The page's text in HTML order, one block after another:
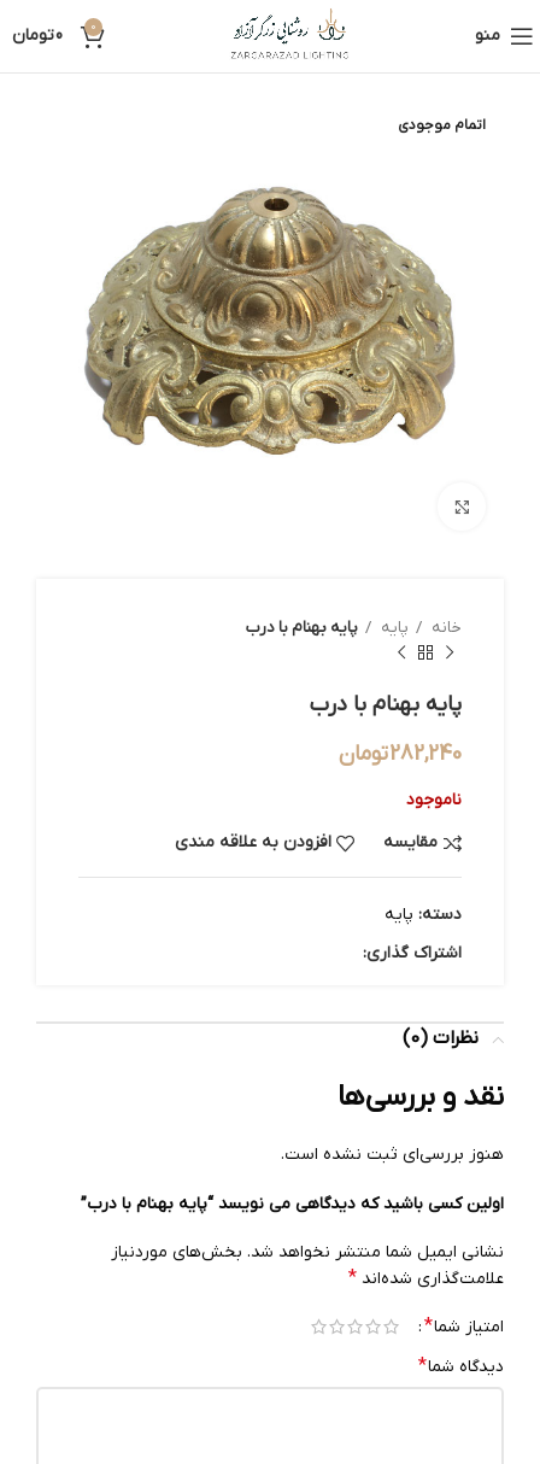
منو 0
0تومان
اتمام موجودی
خانه پایه پایه بهنام با درب
پایه بهنام با درب
282,240تومان
ناموجود
مقایسه
افزودن به علاقه مندی
دسته: پایه
اشتراک گذاری:
نظرات (0)
نقد و بررسی‌ها
هنوز بررسی‌ای ثبت نشده است.
اولین کسی باشید که دیدگاهی می نویسد “پایه بهنام با درب”
نشانی ایمیل شما منتشر نخواهد شد. بخش‌های موردنیاز
علامت‌گذاری شده‌اند *
امتیاز شما*
دیدگاه شما*